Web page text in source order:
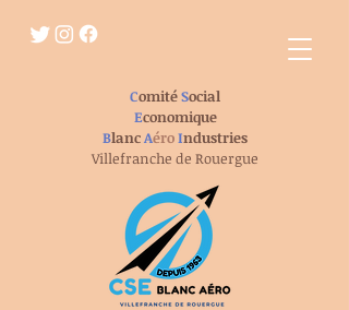
ComitéSocial
Economique
BlancAéroIndustries
Villefranche de Rouergue